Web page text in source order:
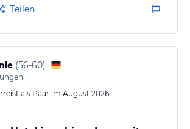
See-Kaprun Sommerkarte zu jedem
und Liegewiese mit Kitzsteinhornblick
Teilen
(56-60)
als Paar im August 2026